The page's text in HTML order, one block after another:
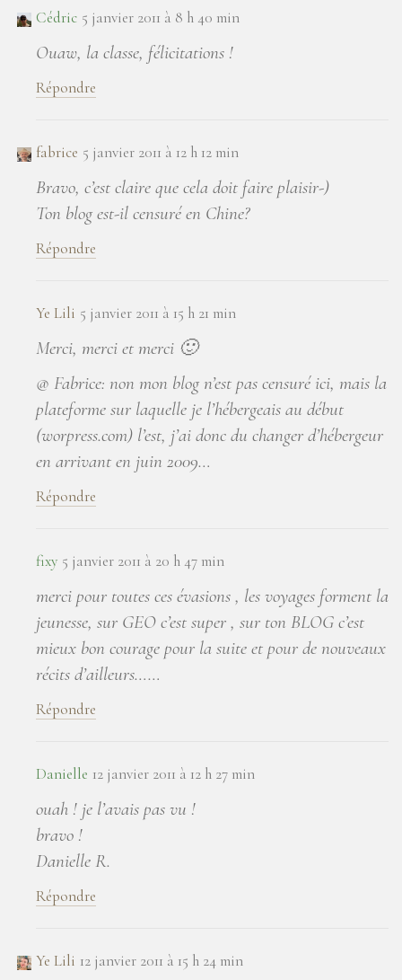
Cédric 5 janvier 2011 à 8 h 40 min
Ouaw, la classe, félicitations !
Répondre
fabrice 5 janvier 2011 à 12 h 12 min
Bravo, c’est claire que cela doit faire plaisir-)
Ton blog est-il censuré en Chine?
Répondre
Ye Lili 5 janvier 2011 à 15 h 21 min
Merci, merci et merci 🙂
@ Fabrice: non mon blog n’est pas censuré ici, mais la
plateforme sur laquelle je l’hébergeais au début
(worpress.com) l’est, j’ai donc du changer d’hébergeur
en arrivant en juin 2009…
Répondre
fixy 5 janvier 2011 à 20 h 47 min
merci pour toutes ces évasions , les voyages forment la
jeunesse, sur GEO c’est super , sur ton BLOG c’est
mieux bon courage pour la suite et pour de nouveaux
récits d’ailleurs……
Répondre
Danielle 12 janvier 2011 à 12 h 27 min
ouah ! je l’avais pas vu !
bravo !
Danielle R.
Répondre
Ye Lili 12 janvier 2011 à 15 h 24 min